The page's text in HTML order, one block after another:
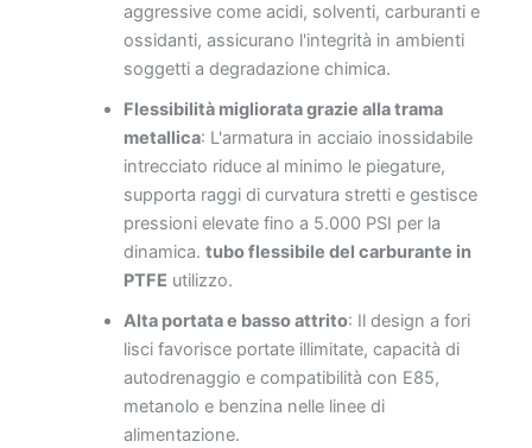
aggressive come acidi, solventi, carburanti e
ossidanti, assicurano l'integrità in ambienti
soggetti a degradazione chimica.
Flessibilità migliorata grazie alla trama
metallica: L'armatura in acciaio inossidabile
intrecciato riduce al minimo le piegature,
supporta raggi di curvatura stretti e gestisce
pressioni elevate fino a 5.000 PSI per la
dinamica. tubo flessibile del carburante in
PTFE utilizzo.
Alta portata e basso attrito: Il design a fori
lisci favorisce portate illimitate, capacità di
autodrenaggio e compatibilità con E85,
metanolo e benzina nelle linee di
alimentazione.